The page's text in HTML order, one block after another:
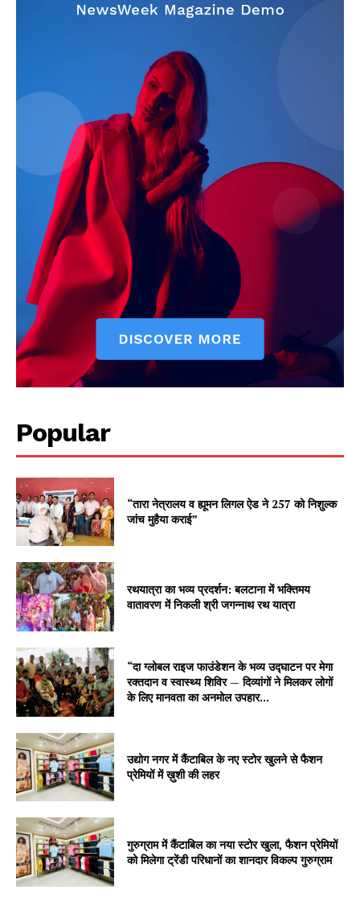
Popular
“तारा नेत्रालय व ह्यूमन लिगल ऐड ने 257 को निशुल्क
जांच मुहैया कराई”
रथयात्रा का भव्य प्रदर्शन: बलटाना में भक्तिमय
वातावरण में निकली श्री जगन्नाथ रथ यात्रा
“दा ग्लोबल राइज फाउंडेशन के भव्य उद्घाटन पर मेगा
रक्तदान व स्वास्थ्य शिविर — दिव्यांगों ने मिलकर लोगों
के लिए मानवता का अनमोल उपहार...
उद्योग नगर में कैंटाबिल के नए स्टोर खुलने से फैशन
प्रेमियों में ख़ुशी की लहर
गुरुग्राम में कैंटाबिल का नया स्टोर खुला, फैशन प्रेमियों
को मिलेगा ट्रेंडी परिधानों का शानदार विकल्प गुरुग्राम